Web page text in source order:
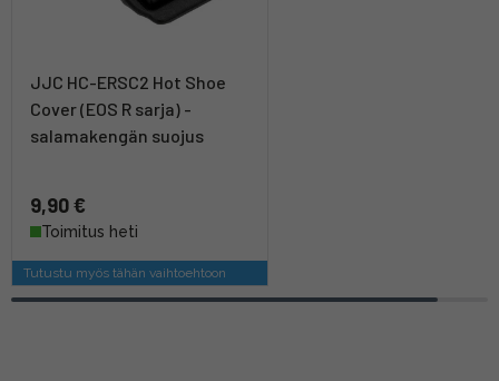
JJC HC-ERSC2 Hot Shoe
Cover (EOS R sarja) -
salamakengän suojus
9,90 €
Toimitus heti
Tutustu myös tähän vaihtoehtoon